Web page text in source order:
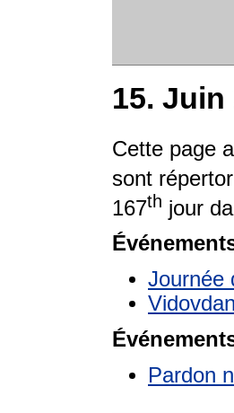
15. Juin
Cette page
sont
167th jour
Journée
Vidovdan
Pardon